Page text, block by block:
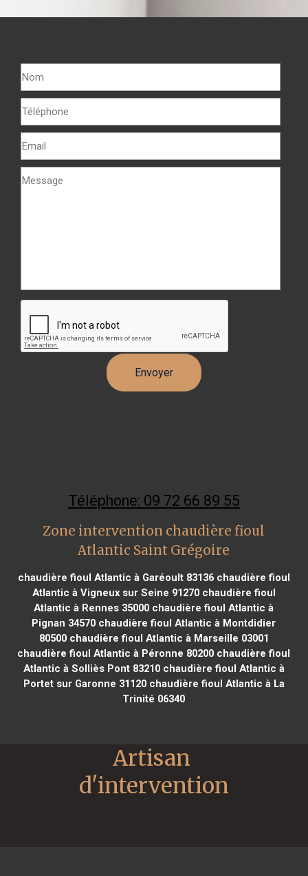
Téléphone: 09 72 66 89 55
Zone intervention chaudière fioul
Atlantic Saint Grégoire
chaudière fioul Atlantic à Garéoult 83136chaudière fioul
Atlantic à Vigneux sur Seine 91270chaudière fioul
Atlantic à Rennes 35000 chaudière fioul Atlantic à
Pignan 34570 chaudière fioul Atlantic à Montdidier
80500chaudière fioul Atlantic à Marseille 03001
chaudière fioul Atlantic à Péronne 80200 chaudière fioul
Atlantic à Solliès Pont 83210chaudière fioul Atlantic à
Portet sur Garonne 31120chaudière fioul Atlantic à La
Trinité 06340
Artisan
d'intervention